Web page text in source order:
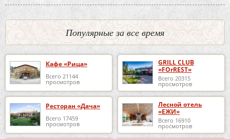
Популярные за все время
Кафе «Рица»
Всего 21144
просмотров
GRILL CLUB
«FOrREST»
Всего 20315
просмотров
Ресторан «Дача»
Всего 17459
просмотров
Лесной отель
«ЕЖИ»
Всего 16910
просмотров